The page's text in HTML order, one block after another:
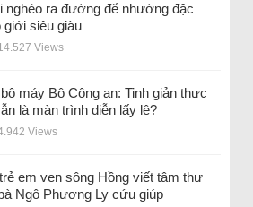
ra đường để nhường đặc
giới siêu giàu
Views
máy Bộ Công an: Tinh giản thực
là màn trình diễn lấy lệ?
Views
em ven sông Hồng viết tâm thư
Ngô Phương Ly cứu giúp